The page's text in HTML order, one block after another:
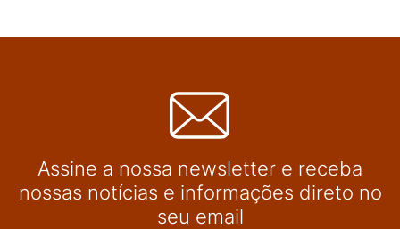
Assine a nossa newsletter e receba
nossas notícias e informações direto no
seu email